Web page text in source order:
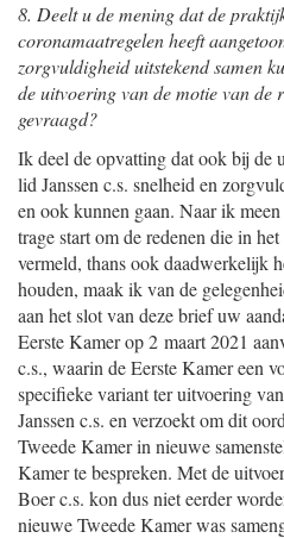
8. Deelt u de mening dat de
coronamaatregelen heeft
zorgvuldigheid uitstekend samen
de uitvoering van de motie van de
gevraagd?
Ik deel de opvatting dat ook bij de
lid Janssen c.s. snelheid en
en ook kunnen gaan. Naar ik
trage start om de redenen die in
vermeld, thans ook daadwerkelijk
houden, maak ik van de
aan het slot van deze brief uw
Eerste Kamer op 2 maart 2021
c.s., waarin de Eerste Kamer een
specifieke variant ter uitvoering
Janssen c.s. en verzoekt om dit
Tweede Kamer in nieuwe
Kamer te bespreken. Met de
Boer c.s. kon dus niet eerder
nieuwe Tweede Kamer was